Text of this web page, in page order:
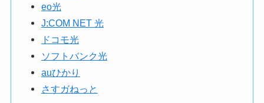
eo光
J:COM NET 光
ドコモ光
ソフトバンク光
auひかり
さすガねっと